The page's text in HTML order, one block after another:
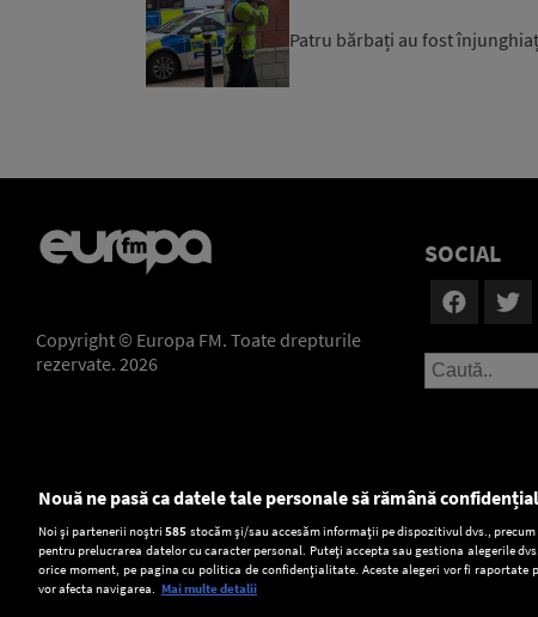
Patru bărbați au fost
Copyright © Europa FM. Toate drepturile
rezervate. 2026
SOCIAL
Setări:
Dark Mode
Nouă ne pasă ca datele tale personale să rămână
Noi și partenerii noștri585 stocăm și/sau accesăm informații pe dispozitivul dvs.,
pentru prelucrarea datelor cu caracter personal. Puteți accepta sau gestiona alegerile
orice moment, pe pagina cu politica de confidențialitate. Aceste alegeri vor fi raportate
vor afecta navigarea. Mai multe detalii